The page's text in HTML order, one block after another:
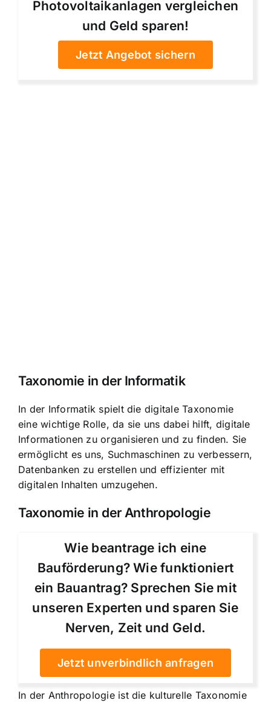
Photovoltaikanlagen vergleichen
und Geld sparen!
Jetzt Angebot sichern
Taxonomie in der Informatik
In der Informatik spielt die digitale Taxonomie
eine wichtige Rolle, da sie uns dabei hilft, digitale
Informationen zu organisieren und zu finden. Sie
ermöglicht es uns, Suchmaschinen zu verbessern,
Datenbanken zu erstellen und effizienter mit
digitalen Inhalten umzugehen.
Taxonomie in der Anthropologie
Wie beantrage ich eine
Bauförderung? Wie funktioniert
ein Bauantrag? Sprechen Sie mit
unseren Experten und sparen Sie
Nerven, Zeit und Geld.
Jetzt unverbindlich anfragen
In der Anthropologie ist die kulturelle Taxonomie